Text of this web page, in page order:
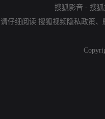
搜狐影音 - 搜
请仔细阅读 搜狐视频隐私政策、